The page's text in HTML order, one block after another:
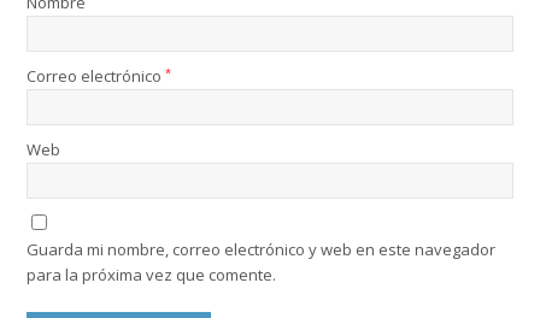
Correo electrónico*
Web
Guarda mi nombre, correo electrónico y web en este navegador
para la próxima vez que comente.